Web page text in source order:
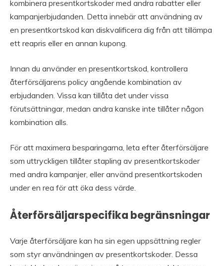
kombinera presentkortskoder med andra rabatter eller
kampanjerbjudanden. Detta innebär att användning av
en presentkortskod kan diskvalificera dig från att tillämpa
ett reapris eller en annan kupong.
Innan du använder en presentkortskod, kontrollera
återförsäljarens policy angående kombination av
erbjudanden. Vissa kan tillåta det under vissa
förutsättningar, medan andra kanske inte tillåter någon
kombination alls.
För att maximera besparingarna, leta efter återförsäljare
som uttryckligen tillåter stapling av presentkortskoder
med andra kampanjer, eller använd presentkortskoden
under en rea för att öka dess värde.
Återförsäljarspecifika begränsningar
Varje återförsäljare kan ha sin egen uppsättning regler
som styr användningen av presentkortskoder. Dessa